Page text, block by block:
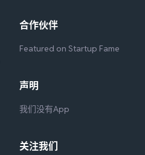
合作伙伴
Featured on Startup Fame
声明
我们没有App
关注我们